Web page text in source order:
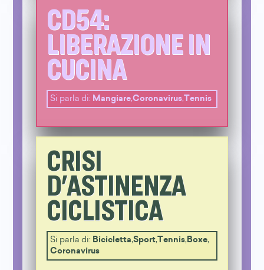
CD54:
LIBERAZIONE IN
CUCINA
Si parla di: Mangiare,Coronavirus,Tennis
CRISI
D'ASTINENZA
CICLISTICA
Si parla di: Bicicletta,Sport,Tennis,Boxe,
Coronavirus